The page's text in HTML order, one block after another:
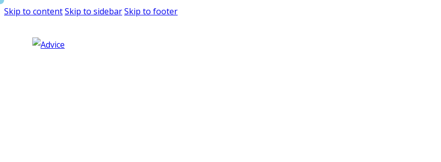
Skip to contentSkip to sidebarSkip to footer